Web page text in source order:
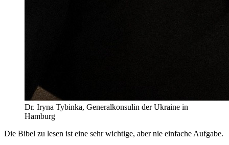
Dr. Iryna Tybinka, Generalkonsulin der Ukraine in
Hamburg
Die Bibel zu lesen ist eine sehr wichtige, aber nie einfache Aufgabe.